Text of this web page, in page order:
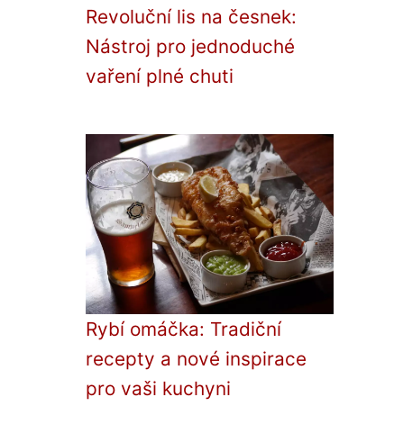
Revoluční lis na česnek:
Nástroj pro jednoduché
vaření plné chuti
Rybí omáčka: Tradiční
recepty a nové inspirace
pro vaši kuchyni